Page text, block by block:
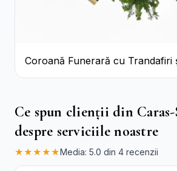
Coroană Funerară cu Trandafiri
Crini
Ce spun clienții din
despre serviciile noastre
★★★★★Media: 5.0 din 4 recenzii